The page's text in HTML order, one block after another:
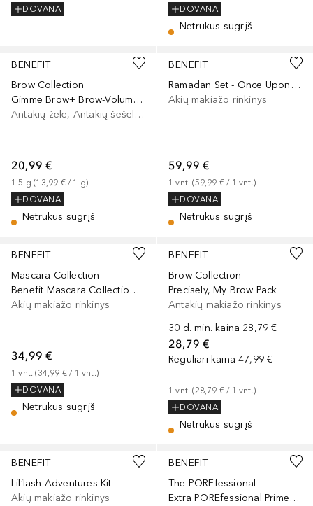
DOVANA
DOVANA
Netrukus sugrįš
BENEFIT
Brow Collection
Gimme Brow+ Brow-Volumizing Fiber Gel Mini
Antakių želė, Antakių šešėliai/dažai
20,99 €
1.5 g (13,99 € / 1 g)
DOVANA
Netrukus sugrįš
BENEFIT
Ramadan Set - Once Upon a Beauty Moon Bestsellers
Akių makiažo rinkinys
59,99 €
1 vnt. (59,99 € / 1 vnt.)
DOVANA
Netrukus sugrįš
BENEFIT
Mascara Collection
Benefit Mascara Collection Lash Fan Club
Akių makiažo rinkinys
34,99 €
1 vnt. (34,99 € / 1 vnt.)
DOVANA
Netrukus sugrįš
BENEFIT
Brow Collection
Precisely, My Brow Pack
Antakių makiažo rinkinys
30 d. min. kaina 28,79 €
28,79 €
Reguliari kaina 47,99 €
1 vnt. (28,79 € / 1 vnt.)
DOVANA
Netrukus sugrįš
BENEFIT
Lil’lash Adventures Kit
Akių makiažo rinkinys
BENEFIT
The POREfessional
Extra POREfessional Primer Booster Set